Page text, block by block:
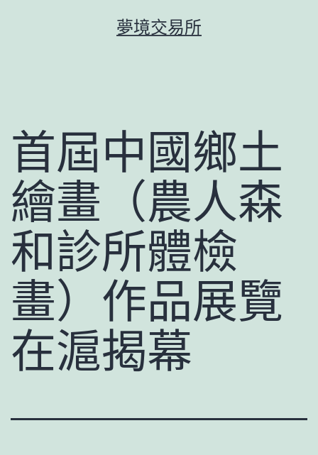
容
夢境交易所
首屆中國鄉土
繪畫（農人森
和診所體檢
畫）作品展覽
在滬揭幕